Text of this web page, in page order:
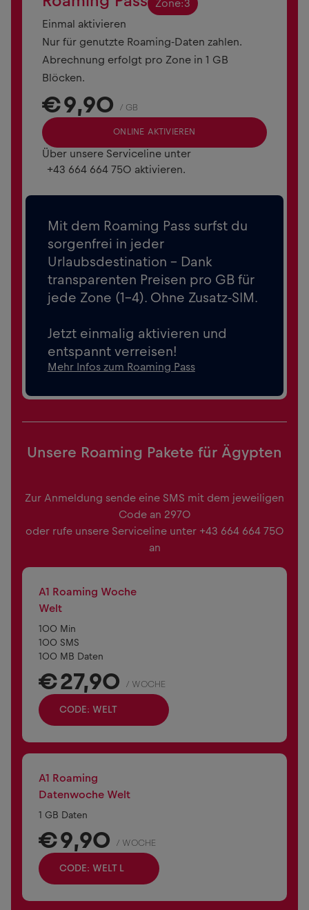
Zone:3
Einmal aktivieren
Nur für genutzte Roaming-Daten zahlen.
Abrechnung erfolgt pro Zone in 1 GB
Blöcken.
€9,90 / GB
ONLINE AKTIVIEREN
Über unsere Serviceline unter
+43 664 664 750 aktivieren.
Mit dem Roaming Pass surfst du
sorgenfrei in jeder
Urlaubsdestination - Dank
transparenten Preisen pro GB für
jede Zone (1-4). Ohne Zusatz-SIM.
Jetzt einmalig aktivieren und
entspannt verreisen!
Mehr Infos zum Roaming Pass
Unsere Roaming Pakete für Ägypten
Zur Anmeldung sende eine SMS mit dem jeweiligen
Code an 2970
oder rufe unsere Serviceline unter +43 664 664 750
an
A1 Roaming Woche
Welt
100 Min
100 SMS
100 MB Daten
€27,90 / WOCHE
CODE: WELT
A1 Roaming
Datenwoche Welt
1 GB Daten
€9,90 / WOCHE
CODE: WELT L